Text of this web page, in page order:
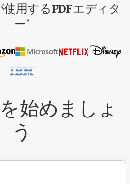
用するPDFエディタ
ー*
始めましょ
う